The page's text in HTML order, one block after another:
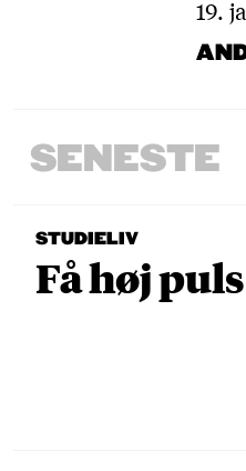
19.
SENESTE
STUDIELIV
Få høj